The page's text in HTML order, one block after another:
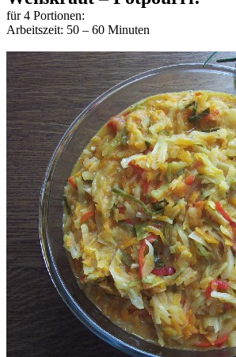
für 4 Portionen:
Arbeitszeit: 50 – 60 Minuten